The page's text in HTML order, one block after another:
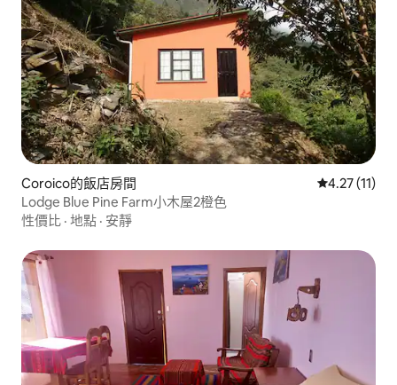
Coroico的飯店房間 從 11 則評價
4.27 (11)
Lodge Blue Pine Farm小木屋2橙色
性價比 · 地點 · 安靜